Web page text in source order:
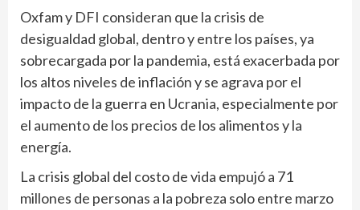
Oxfam y DFI consideran que la crisis de
desigualdad global, dentro y entre los países, ya
sobrecargada por la pandemia, está exacerbada por
los altos niveles de inflación y se agrava por el
impacto de la guerra en Ucrania, especialmente por
el aumento de los precios de los alimentos y la
energía.
La crisis global del costo de vida empujó a 71
millones de personas a la pobreza solo entre marzo